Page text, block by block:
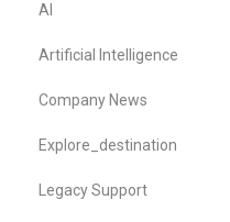
AI
Artificial Intelligence
Company News
Explore_destination
Legacy Support